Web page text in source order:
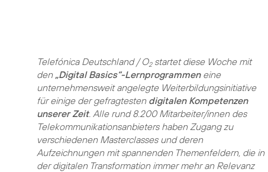
Telefónica Deutschland / O2startet diese Woche mit
den „Digital Basics“-Lernprogrammeneine
unternehmensweit angelegte Weiterbildungsinitiative
für einige der gefragtesten digitalen Kompetenzen
unserer Zeit. Alle rund 8.200 Mitarbeiter/innen des
Telekommunikationsanbieters haben Zugang zu
verschiedenen Masterclasses und deren
Aufzeichnungen mit spannenden Themenfeldern, die in
der digitalen Transformation immer mehr an Relevanz